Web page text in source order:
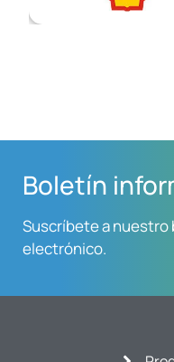
Boletín
Suscríbete a
electrónico.